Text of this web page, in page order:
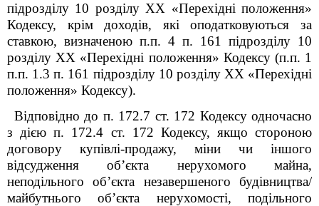
підрозділу 10 розділу XX «Перехідні положення»
Кодексу, крім доходів, які оподатковуються за
ставкою, визначеною п.п. 4 п. 161
підрозділу 10
розділу XX «Перехідні положення» Кодексу (п.п. 1
п.п. 1.3 п. 161 підрозділу 10 розділу XX «Перехідні
положення» Кодексу).
Відповідно до п. 172.7 ст. 172 Кодексу одночасно
з дією п. 172.4 ст. 172 Кодексу, якщо стороною
договору купівлі-продажу, міни чи іншого
відсудження об’єкта нерухомого майна,
неподільного об’єкта незавершеного будівництва/
майбутнього об’єкта нерухомості, подільного